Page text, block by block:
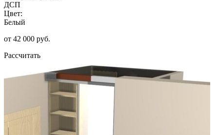
ДСП
Цвет:
Белый
от 42 000 руб.
Рассчитать